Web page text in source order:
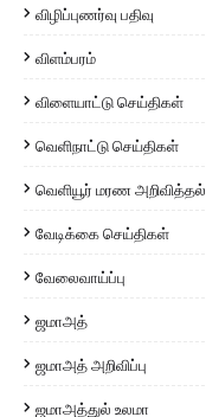
விழிப்புணர்வு பதிவு
விளம்பரம்
விளையாட்டு செய்திகள்
வெளிநாட்டு செய்திகள்
வெளியூர் மரண அறிவித்தல்
வேடிக்கை செய்திகள்
வேலைவாய்ப்பு
ஜமாஅத்
ஜமாஅத் அறிவிப்பு
ஜமாஅத்துல் உலமா